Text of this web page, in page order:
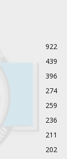
922
439
396
274
259
236
211
202